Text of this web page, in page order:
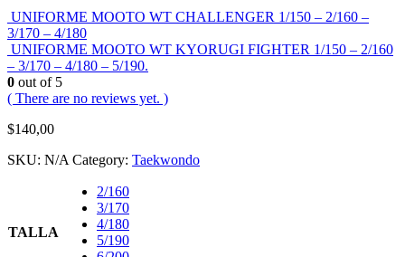
UNIFORME MOOTO WT CHALLENGER 1/150 – 2/160 –
3/170 – 4/180
UNIFORME MOOTO WT KYORUGI FIGHTER 1/150 – 2/160
– 3/170 – 4/180 – 5/190.
0 out of 5
( There are no reviews yet. )
$140,00
SKU: N/A Category: Taekwondo
TALLA
2/160
3/170
4/180
5/190